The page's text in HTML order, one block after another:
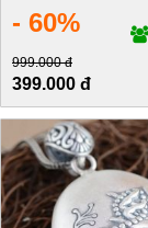
- 60%
999.000 đ
399.000 đ